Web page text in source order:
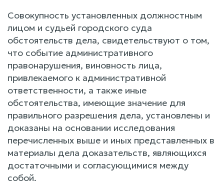
Совокупность установленных должностным
лицом и судьей городского суда
обстоятельств дела, свидетельствуют о том,
что событие административного
правонарушения, виновность лица,
привлекаемого к административной
ответственности, а также иные
обстоятельства, имеющие значение для
правильного разрешения дела, установлены и
доказаны на основании исследования
перечисленных выше и иных представленных в
материалы дела доказательств, являющихся
достаточными и согласующимися между
собой.